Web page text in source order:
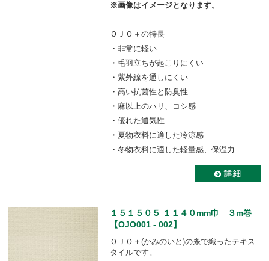
※画像はイメージとなります。
ＯＪＯ＋の特長
・非常に軽い
・毛羽立ちが起こりにくい
・紫外線を通しにくい
・高い抗菌性と防臭性
・麻以上のハリ、コシ感
・優れた通気性
・夏物衣料に適した冷涼感
・冬物衣料に適した軽量感、保温力
１５１５０５ １１４０mm巾 ３m巻
【OJO001 - 002】
ＯＪＯ＋(かみのいと)の糸で織ったテキス
タイルです。